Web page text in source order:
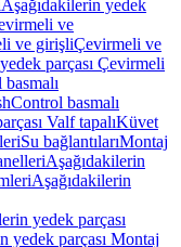
Aşağıdakilerin yedek
ve
ve girişliÇevirmeli ve
parçası Çevirmeli
basmalı
Valf tapalıKüvet
Su bağlantılarıMontaj
Aşağıdakilerin
Aşağıdakilerin
yedek parçası
yedek parçası Montaj